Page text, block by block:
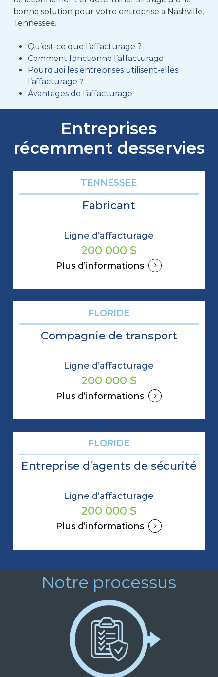
bonne solution pour votre entreprise à Nashville,
Tennessee.
Qu’est-ce que l’affacturage ?
Comment fonctionne l’affacturage
Pourquoi les entreprises utilisent-elles
l’affacturage ?
Avantages de l’affacturage
Entreprises
récemment desservies
TENNESSEE
Fabricant
Ligne d’affacturage
200 000 $
Plus d’informations
FLORIDE
Compagnie de transport
Ligne d’affacturage
200 000 $
Plus d’informations
FLORIDE
Entreprise d’agents de sécurité
Ligne d’affacturage
200 000 $
Plus d’informations
Notre processus